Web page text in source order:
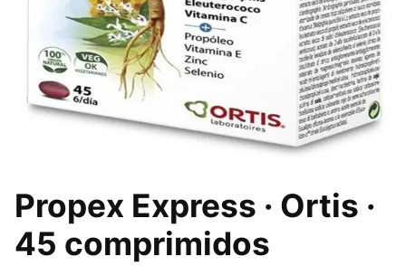
Propex Express · Ortis ·
45 comprimidos